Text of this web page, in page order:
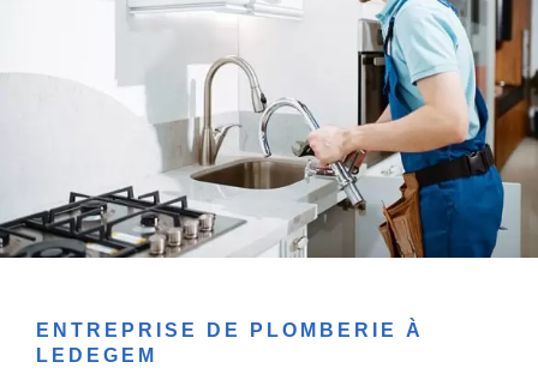
ENTREPRISE DE PLOMBERIE À
LEDEGEM